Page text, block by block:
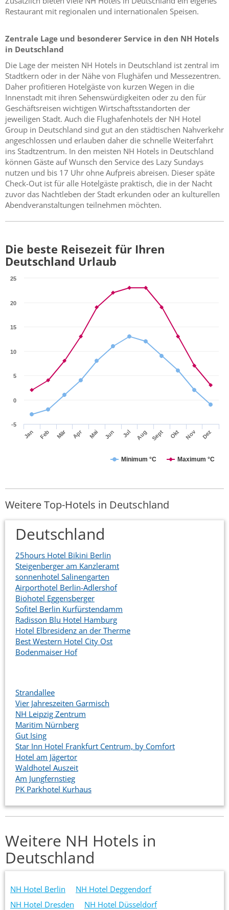
Restaurant mit regionalen und internationalen Speisen.
Zentrale Lage und besonderer Service in den NH Hotels
in Deutschland
Die Lage der meisten NH Hotels in Deutschland ist zentral im
Stadtkern oder in der Nähe von Flughäfen und Messezentren.
Daher profitieren Hotelgäste von kurzen Wegen in die
Innenstadt mit ihren Sehenswürdigkeiten oder zu den für
Geschäftsreisen wichtigen Wirtschaftsstandorten der
jeweiligen Stadt. Auch die Flughafenhotels der NH Hotel
Group in Deutschland sind gut an den städtischen Nahverkehr
angeschlossen und erlauben daher die schnelle Weiterfahrt
ins Stadtzentrum. In den meisten NH Hotels in Deutschland
können Gäste auf Wunsch den Service des Lazy Sundays
nutzen und bis 17 Uhr ohne Aufpreis abreisen. Dieser späte
Check-Out ist für alle Hotelgäste praktisch, die in der Nacht
zuvor das Nachtleben der Stadt erkunden oder an kulturellen
Abendveranstaltungen teilnehmen möchten.
Die beste Reisezeit für Ihren
Deutschland Urlaub
Minimum °C Maximum °C
Jan Feb Mär Apr Mai Jun Jul Aug Sept Okt Nov Dez
-5
0
5
10
15
20
25
Weitere Top-Hotels in Deutschland
Deutschland
25hours Hotel Bikini Berlin
Steigenberger am Kanzleramt
sonnenhotel Salinengarten
Airporthotel Berlin-Adlershof
Biohotel Eggensberger
Sofitel Berlin Kurfürstendamm
Radisson Blu Hotel Hamburg
Hotel Elbresidenz an der Therme
Best Western Hotel City Ost
Bodenmaiser Hof
Strandallee
Vier Jahreszeiten Garmisch
NH Leipzig Zentrum
Maritim Nürnberg
Gut Ising
Star Inn Hotel Frankfurt Centrum, by Comfort
Hotel am Jägertor
Waldhotel Auszeit
Am Jungfernstieg
PK Parkhotel Kurhaus
Weitere NH Hotels in
Deutschland
NH Hotel Berlin
NH Hotel Deggendorf
NH Hotel Dresden
NH Hotel Düsseldorf